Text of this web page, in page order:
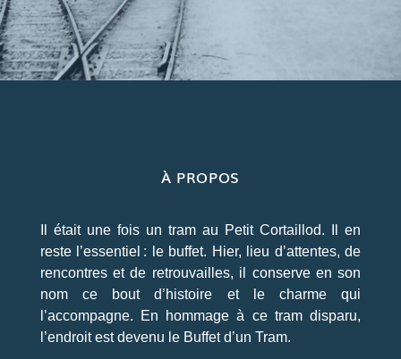
À PROPOS
Il était une fois un tram au Petit Cortaillod. Il en
reste l’essentiel : le buffet. Hier, lieu d’attentes, de
rencontres et de retrouvailles, il conserve en son
nom ce bout d’histoire et le charme qui
l’accompagne. En hommage à ce tram disparu,
l’endroit est devenu le Buffet d’un Tram.